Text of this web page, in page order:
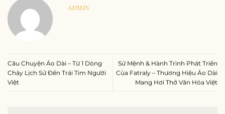
ADMIN
Câu Chuyện Áo Dài – Từ 1 Dòng
Chảy Lịch Sử Đến Trái Tim Người
Việt
Sứ Mệnh & Hành Trình Phát Triển
Của Fatraly – Thương Hiệu Áo Dài
Mang Hơi Thở Văn Hóa Việt